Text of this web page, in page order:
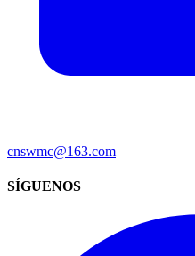
cnswmc@163.com
SÍGUENOS